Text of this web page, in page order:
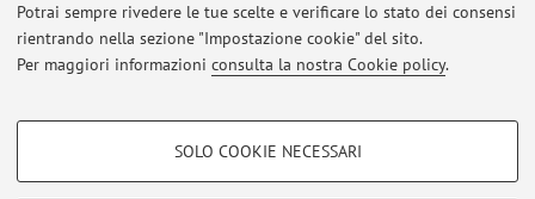
Potrai sempre rivedere le tue scelte e verificare lo stato dei consensi
rientrando nella sezione "Impostazione cookie" del sito.
Per maggiori informazioni consulta la nostra Cookie policy.
COOKIE DI PROFILAZIONE - FACOLTATIVI
SOLO COOKIE NECESSARI
Area riservata
Accedi tramite login per gestire tutti i contenuti del sito.
© 2026 - ALMA MATER STUDIORUM - Università di Bologna - Via
Zamboni, 33 - 40126 Bologna - Partita IVA: 01131710376
Privacy|Note legali|Impostazioni Cookie